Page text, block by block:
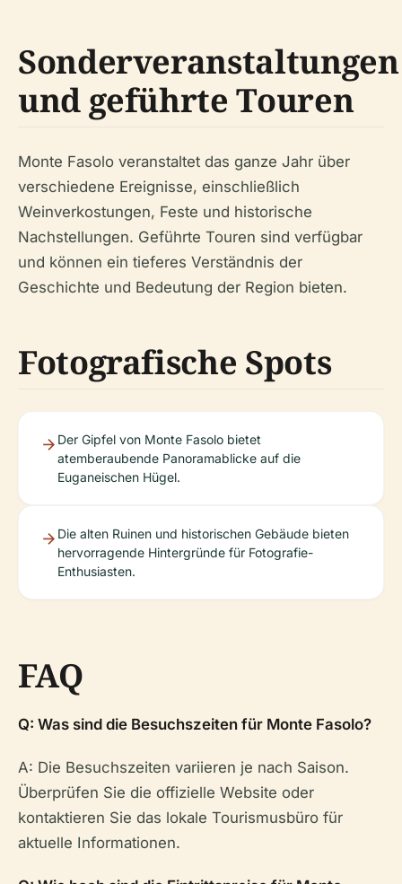
Sonderveranstaltungen
und geführte Touren
Monte Fasolo veranstaltet das ganze Jahr über
verschiedene Ereignisse, einschließlich
Weinverkostungen, Feste und historische
Nachstellungen. Geführte Touren sind verfügbar
und können ein tieferes Verständnis der
Geschichte und Bedeutung der Region bieten.
Fotografische Spots
Der Gipfel von Monte Fasolo bietet
atemberaubende Panoramablicke auf die
Euganeischen Hügel.
Die alten Ruinen und historischen Gebäude bieten
hervorragende Hintergründe für Fotografie-
Enthusiasten.
FAQ
Q: Was sind die Besuchszeiten für Monte Fasolo?
A: Die Besuchszeiten variieren je nach Saison.
Überprüfen Sie die offizielle Website oder
kontaktieren Sie das lokale Tourismusbüro für
aktuelle Informationen.